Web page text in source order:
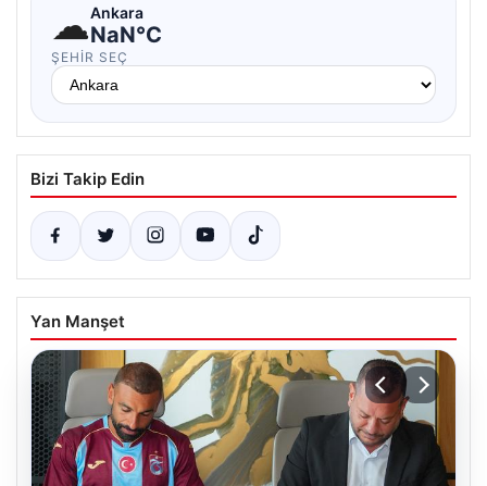
☁Ankara
NaN°C
ŞEHIR SEÇ
Bizi Takip Edin
Yan Manşet